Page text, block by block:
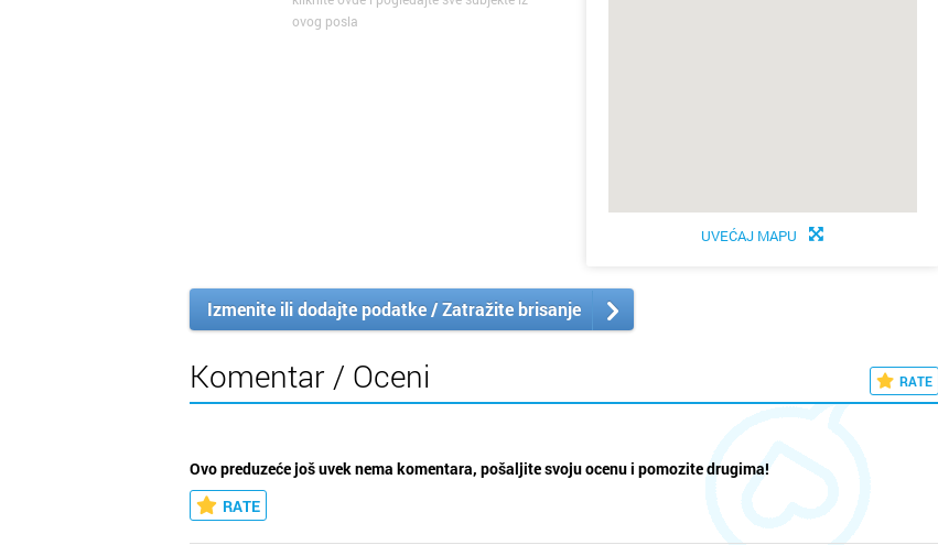
ovog posla
UVEĆAJ MAPU
Izmenite ili dodajte podatke / Zatražite brisanje
Komentar / Oceni RATE
Ovo preduzeće još uvek nema komentara, pošaljite svoju ocenu i pomozite drugima!
RATE